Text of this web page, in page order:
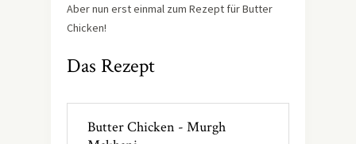
Aber nun erst einmal zum Rezept für Butter
Chicken!
Das Rezept
Butter Chicken - Murgh